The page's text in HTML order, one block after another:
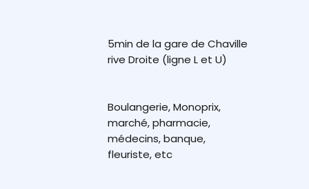
5min de la gare de Chaville
rive Droite (ligne L et U)
Boulangerie, Monoprix,
marché, pharmacie,
médecins, banque,
fleuriste, etc